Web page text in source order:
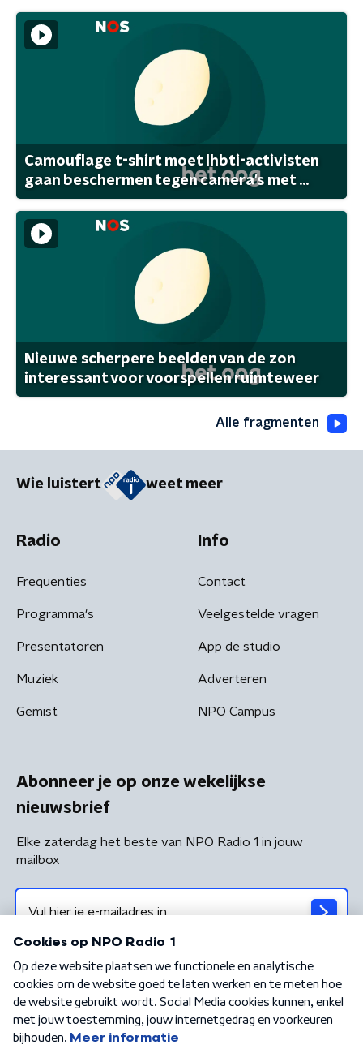
Camouflage t-shirt moet lhbti-activisten
gaan beschermen tegen camera's met ...
Nieuwe scherpere beelden van de zon
interessant voor voorspellen ruimteweer
Alle fragmenten
Wie luistert weet meer
Radio
Frequenties
Programma's
Presentatoren
Muziek
Gemist
Info
Contact
Veelgestelde vragen
App de studio
Adverteren
NPO Campus
Abonneer je op onze wekelijkse
nieuwsbrief
Elke zaterdag het beste van NPO Radio 1 in jouw
mailbox
Algemene voorwaarden